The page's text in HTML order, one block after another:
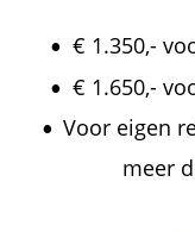
• € 1.350,-
• € 1.650,-
• Voor eigen
meer